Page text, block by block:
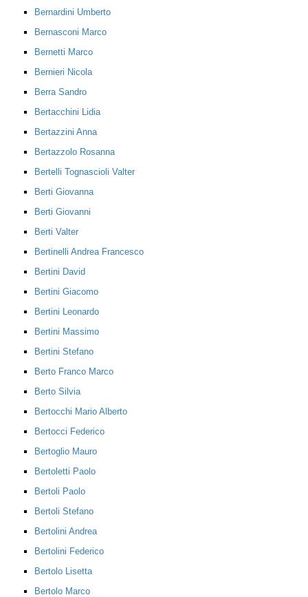
Bernardini Umberto
Bernasconi Marco
Bernetti Marco
Bernieri Nicola
Berra Sandro
Bertacchini Lidia
Bertazzini Anna
Bertazzolo Rosanna
Bertelli Tognascioli Valter
Berti Giovanna
Berti Giovanni
Berti Valter
Bertinelli Andrea Francesco
Bertini David
Bertini Giacomo
Bertini Leonardo
Bertini Massimo
Bertini Stefano
Berto Franco Marco
Berto Silvia
Bertocchi Mario Alberto
Bertocci Federico
Bertoglio Mauro
Bertoletti Paolo
Bertoli Paolo
Bertoli Stefano
Bertolini Andrea
Bertolini Federico
Bertolo Lisetta
Bertolo Marco